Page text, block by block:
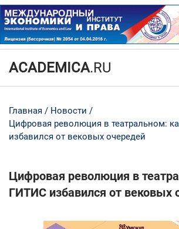
ACADEMICA.RU
Главная
Новости
Цифровая революция в театральном:
избавился от вековых очередей
Цифровая революция в
ГИТИС избавился от вековых
Да Нет